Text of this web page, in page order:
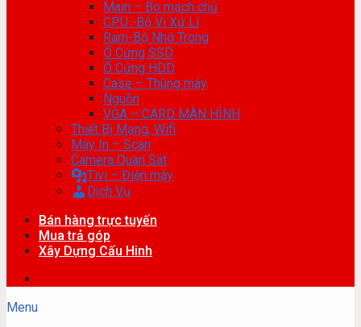
Main – Bo mạch chủ
CPU -Bộ Vi Xử Lí
Ram-Bộ Nhớ Trong
Ổ Cứng SSD
Ổ Cứng HDD
Case – Thùng máy
Nguồn
VGA – CARD MÀN HÌNH
Thiết Bị Mạng, Wifi
Máy In – Scan
Camera Quan Sát
Tivi – Điện máy
Dịch Vụ
Bán hàng trực tuyến
Mua trả góp
Xây Dựng Cấu Hinh
Menu